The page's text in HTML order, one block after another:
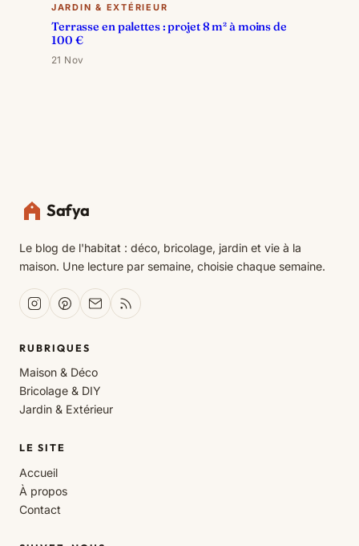
JARDIN & EXTÉRIEUR
Terrasse en palettes : projet 8 m² à moins de
100 €
21 Nov
Safya
Le blog de l'habitat : déco, bricolage, jardin et vie à la
maison. Une lecture par semaine, choisie chaque semaine.
RUBRIQUES
Maison & Déco
Bricolage & DIY
Jardin & Extérieur
LE SITE
Accueil
À propos
Contact